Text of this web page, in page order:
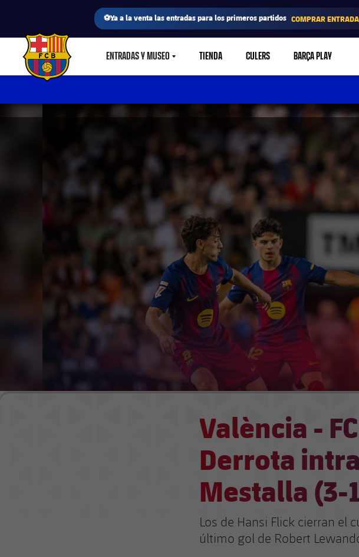
⚽Ya a la venta las entradas para los primeros partidos COMPRAR
FC Barcelona club badge ENTRADAS Y MUSEOLABEL.SHARE.CARETDOWN
TIENDA CULERS BARÇA PLAY
València -
Derrota
Mestalla (3-
Los de Hansi Flick cierran el
último gol de Robert